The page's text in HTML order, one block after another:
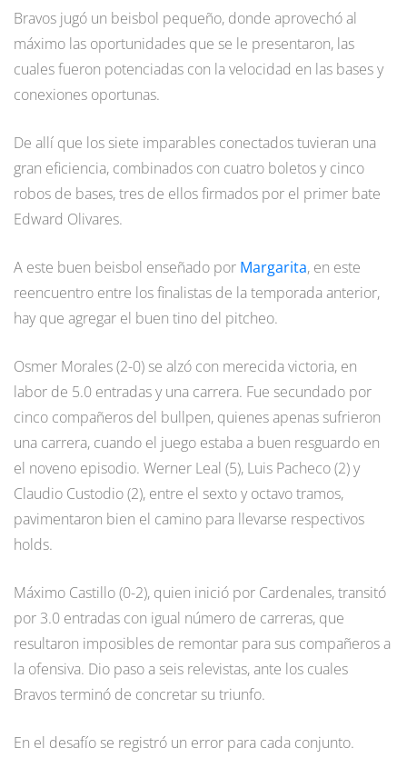
Bravos jugó un beisbol pequeño, donde aprovechó al
máximo las oportunidades que se le presentaron, las
cuales fueron potenciadas con la velocidad en las bases y
conexiones oportunas.
De allí que los siete imparables conectados tuvieran una
gran eficiencia, combinados con cuatro boletos y cinco
robos de bases, tres de ellos firmados por el primer bate
Edward Olivares.
A este buen beisbol enseñado por Margarita, en este
reencuentro entre los finalistas de la temporada anterior,
hay que agregar el buen tino del pitcheo.
Osmer Morales (2-0) se alzó con merecida victoria, en
labor de 5.0 entradas y una carrera. Fue secundado por
cinco compañeros del bullpen, quienes apenas sufrieron
una carrera, cuando el juego estaba a buen resguardo en
el noveno episodio. Werner Leal (5), Luis Pacheco (2) y
Claudio Custodio (2), entre el sexto y octavo tramos,
pavimentaron bien el camino para llevarse respectivos
holds.
Máximo Castillo (0-2), quien inició por Cardenales, transitó
por 3.0 entradas con igual número de carreras, que
resultaron imposibles de remontar para sus compañeros a
la ofensiva. Dio paso a seis relevistas, ante los cuales
Bravos terminó de concretar su triunfo.
En el desafío se registró un error para cada conjunto.